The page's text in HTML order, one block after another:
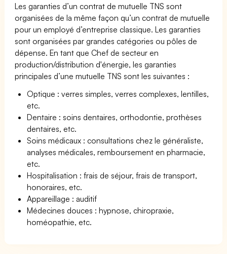
Les garanties d’un contrat de mutuelle TNS sont
organisées de la même façon qu’un contrat de mutuelle
pour un employé d’entreprise classique. Les garanties
sont organisées par grandes catégories ou pôles de
dépense. En tant que Chef de secteur en
production/distribution d'énergie, les garanties
principales d’une mutuelle TNS sont les suivantes :
Optique : verres simples, verres complexes, lentilles,
etc.
Dentaire : soins dentaires, orthodontie, prothèses
dentaires, etc.
Soins médicaux : consultations chez le généraliste,
analyses médicales, remboursement en pharmacie,
etc.
Hospitalisation : frais de séjour, frais de transport,
honoraires, etc.
Appareillage : auditif
Médecines douces : hypnose, chiropraxie,
homéopathie, etc.